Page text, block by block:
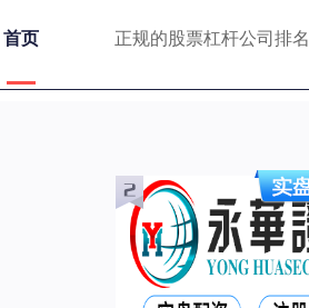
首页 正规的股票杠杆公司排名